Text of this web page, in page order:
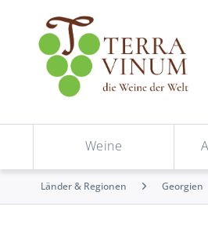
Weine
Länder & Regionen Georgien